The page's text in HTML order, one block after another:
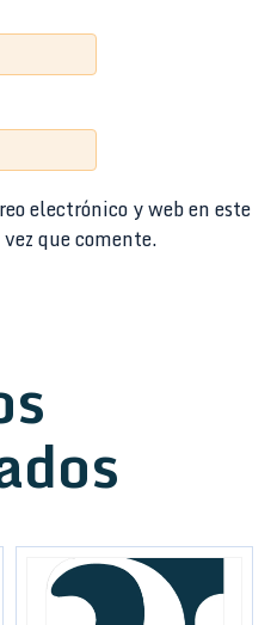
electrónico y web en este
que comente.